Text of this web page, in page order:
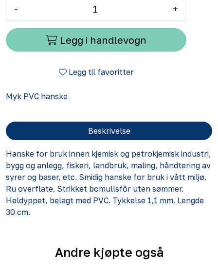
- +
Legg i handlevogn
Legg til favoritter
Myk PVC hanske
Beskrivelse
Hanske for bruk innen kjemisk og petrokjemisk industri,
bygg og anlegg, fiskeri, landbruk, maling, håndtering av
syrer og baser, etc. Smidig hanske for bruk i vått miljø.
Ru overflate. Strikket bomullsfôr uten sømmer.
Heldyppet, belagt med PVC. Tykkelse 1,1 mm. Lengde
30 cm.
Andre kjøpte også